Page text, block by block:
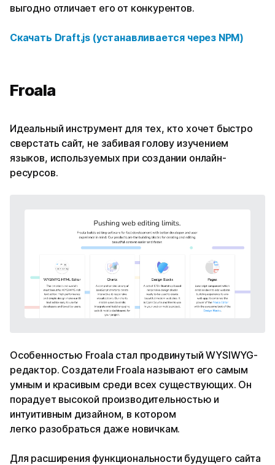
выгодно отличает его от конкурентов.
Скачать Draft.js (устанавливается через NPM)
Froala
Идеальный инструмент для тех, кто хочет быстро
сверстать сайт, не забивая голову изучением
языков, используемых при создании онлайн-
ресурсов.
Особенностью Froala стал продвинутый WYSIWYG-
редактор. Создатели Froala называют его самым
умным и красивым среди всех существующих. Он
порадует высокой производительностью и
интуитивным дизайном, в котором
легко разобраться даже новичкам.
Для расширения функциональности будущего сайта